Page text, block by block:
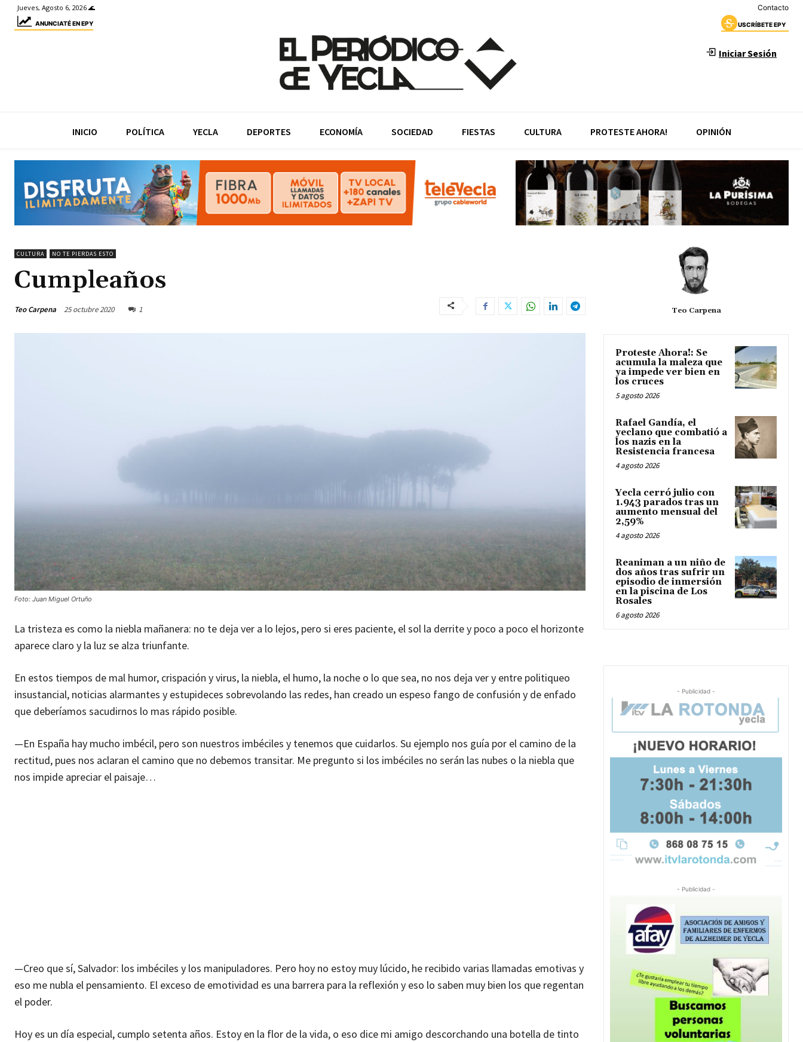
Jueves, Agosto 6, 2026 🌊 Contacto
ANUNCIATÉ EN EPY USCRÍBETE EPY
Iniciar Sesión
INICIO POLÍTICA YECLA DEPORTES ECONOMÍA SOCIEDAD FIESTAS CULTURA PROTESTE AHORA! OPINIÓN
CULTURA NO TE PIERDAS ESTO
Cumpleaños
Teo Carpena 25 octubre 2020 1
Foto: Juan Miguel Ortuño
La tristeza es como la niebla mañanera: no te deja ver a lo lejos, pero si eres paciente, el sol la derrite y poco a poco el horizonte
aparece claro y la luz se alza triunfante.
En estos tiempos de mal humor, crispación y virus, la niebla, el humo, la noche o lo que sea, no nos deja ver y entre politiqueo
insustancial, noticias alarmantes y estupideces sobrevolando las redes, han creado un espeso fango de confusión y de enfado
que deberíamos sacudirnos lo mas rápido posible.
—En España hay mucho imbécil, pero son nuestros imbéciles y tenemos que cuidarlos. Su ejemplo nos guía por el camino de la
rectitud, pues nos aclaran el camino que no debemos transitar. Me pregunto si los imbéciles no serán las nubes o la niebla que
nos impide apreciar el paisaje…
—Creo que sí, Salvador: los imbéciles y los manipuladores. Pero hoy no estoy muy lúcido, he recibido varias llamadas emotivas y
eso me nubla el pensamiento. El exceso de emotividad es una barrera para la reflexión y eso lo saben muy bien los que regentan
el poder.
Hoy es un día especial, cumplo setenta años. Estoy en la flor de la vida, o eso dice mi amigo descorchando una botella de tinto
Teo Carpena
Proteste Ahora!: Se
acumula la maleza que
ya impede ver bien en
los cruces
5 agosto 2026
Rafael Gandía, el
yeclano que combatió a
los nazis en la
Resistencia francesa
4 agosto 2026
Yecla cerró julio con
1.943 parados tras un
aumento mensual del
2,59%
4 agosto 2026
Reaniman a un niño de
dos años tras sufrir un
episodio de inmersión
en la piscina de Los
Rosales
6 agosto 2026
- Publicidad -
- Publicidad -